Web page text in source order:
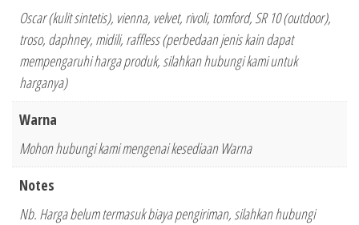
Oscar (kulit sintetis), vienna, velvet, rivoli, tomford, SR 10 (outdoor),
troso, daphney, midili, raffless (perbedaan jenis kain dapat
mempengaruhi harga produk, silahkan hubungi kami untuk
harganya)
Warna
Mohon hubungi kami mengenai kesediaan Warna
Notes
Nb. Harga belum termasuk biaya pengiriman, silahkan hubungi